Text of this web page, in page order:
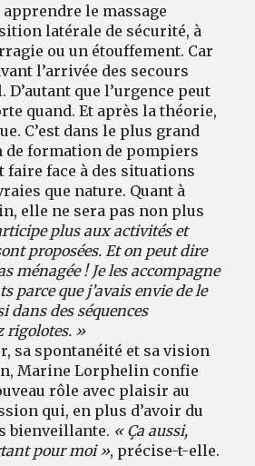
le massage
latérale de sécurité, à
ou un étouffement. Car
l’arrivée des secours
que l’urgence peut
quand. Et après la théorie,
C’est dans le plus grand
de formation de pompiers
faire face à des situations
que nature. Quant à
elle ne sera pas non plus
plus aux activités et
proposées. Et on peut dire
ménagée ! Je les accompagne
parce que j’avais envie de le
dans des séquences
rigolotes. »
sa spontanéité et sa vision
Marine Lorphelin confie
rôle avec plaisir au
qui, en plus d’avoir du
bienveillante. « Ça aussi,
pour moi », précise-t-elle.